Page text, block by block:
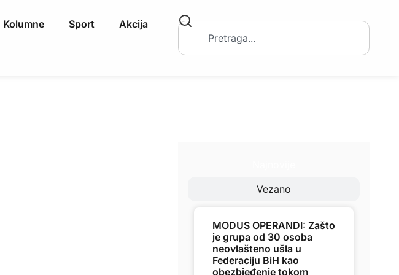
Kolumne Sport Akcija
Vezano
MODUS OPERANDI: Zašto
je grupa od 30 osoba
neovlašteno ušla u
Federaciju BiH kao
obezbjeđenje tokom